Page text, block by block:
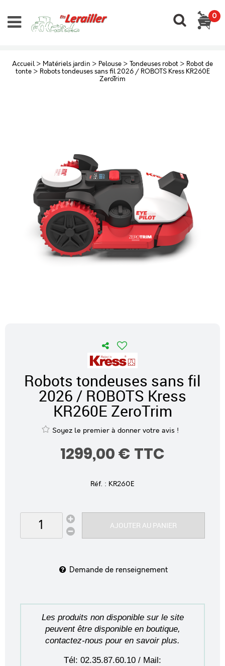
0
Accueil > Matériels jardin > Pelouse > Tondeuses robot > Robot de
tonte > Robots tondeuses sans fil 2026 / ROBOTS Kress KR260E
ZeroTrim
Robots tondeuses sans fil
2026 / ROBOTS Kress
KR260E ZeroTrim
Soyez le premier à donner votre avis !
1299,00€ TTC
Réf. : KR260E
AJOUTER AU PANIER
Demande de renseignement
Les produits non disponible sur le site
peuvent être disponible en boutique,
contactez-nous pour en savoir plus.
Tél: 02.35.87.60.10 / Mail: